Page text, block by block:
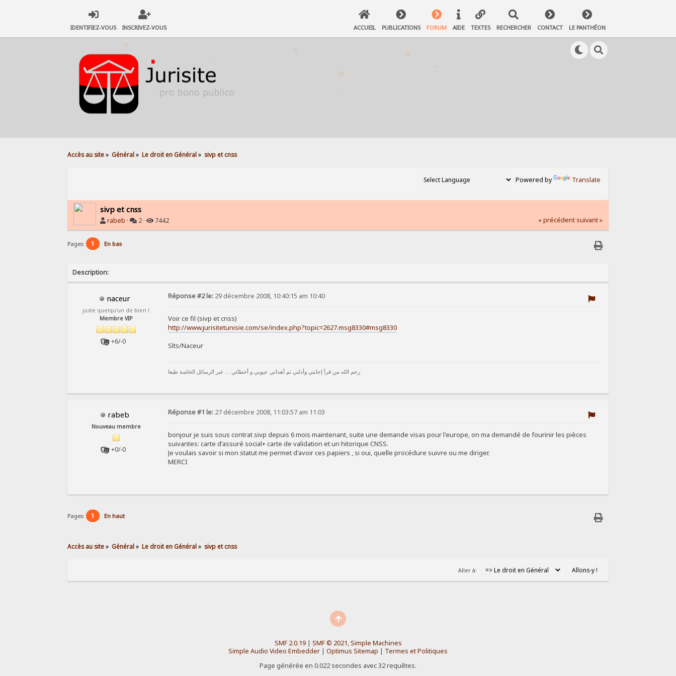
IDENTIFIEZ-VOUS INSCRIVEZ-VOUS ACCUEIL PUBLICATIONS FORUM AIDE TEXTES RECHERCHER CONTACT LE PANTHÉON
Accès au site» Général» Le droit en Général» sivp et cnss
Powered by Translate
sivp et cnss
rabeb · 2 · 7442 « précédent suivant »
Pages: 1 En bas
Description:
naceur
juste quelqu'un de bien !
Membre VIP
+6/-0
Réponse #2 le: 29 décembre 2008, 10:40:15 am 10:40
Voir ce fil (sivp et cnss)
http://www.jurisitetunisie.com/se/index.php?topic=2627.msg8330#msg8330
Slts/Naceur
رحم الله من قرأ إجابتي وأدلتي ثم أهداني عيوبي و أخطائي ... عبر الرسائل الخاصة طبعا
rabeb
Nouveau membre
+0/-0
Réponse #1 le: 27 décembre 2008, 11:03:57 am 11:03
bonjour je suis sous contrat sivp depuis 6 mois maintenant, suite une demande visas pour l'europe, on ma demandé de fourinir les pièces
suivantes: carte d'assuré social+ carte de validation et un hitorique CNSS.
Je voulais savoir si mon statut me permet d'avoir ces papiers , si oui, quelle procédure suivre ou me diriger.
MERCI
Pages: 1 En haut
Accès au site» Général» Le droit en Général» sivp et cnss
Aller à:
SMF 2.0.19| SMF © 2021,Simple Machines
Simple Audio Video Embedder | Optimus Sitemap | Termes et Politiques
Page générée en 0.022 secondes avec 32 requêtes.